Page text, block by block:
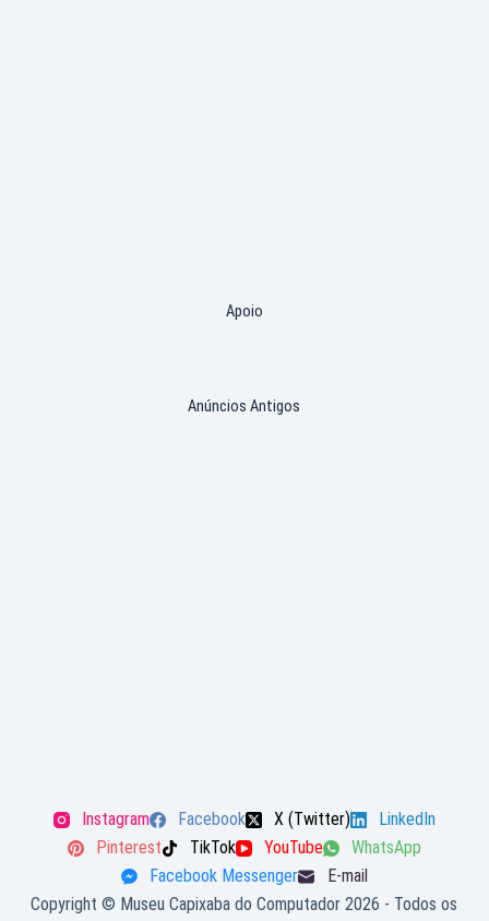
Apoio
Anúncios Antigos
Instagram Facebook X (Twitter)
LinkedIn
Pinterest
TikTok YouTube
WhatsApp
Facebook Messenger
E-mail
Copyright © Museu Capixaba do Computador 2026 - Todos os